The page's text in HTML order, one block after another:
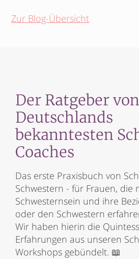
Zur Blog-Übersicht
Der Ratgeber von
Deutschlands
bekanntesten
Coaches
Das erste Praxisbuch von
Schwestern - für Frauen, die
Schwesternsein und ihre
oder den Schwestern
Wir haben hierin die
Erfahrungen aus unseren
Workshops gebündelt. 📖